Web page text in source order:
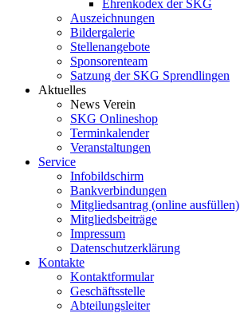
Ehrenkodex der SKG
Auszeichnungen
Bildergalerie
Stellenangebote
Sponsorenteam
Satzung der SKG Sprendlingen
Aktuelles
News Verein
SKG Onlineshop
Terminkalender
Veranstaltungen
Service
Infobildschirm
Bankverbindungen
Mitgliedsantrag (online ausfüllen)
Mitgliedsbeiträge
Impressum
Datenschutzerklärung
Kontakte
Kontaktformular
Geschäftsstelle
Abteilungsleiter